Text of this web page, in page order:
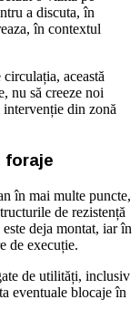
a discuta, în
în contextul
această
nu să creeze noi
din zonă
foraje
în mai multe puncte,
de rezistență
deja montat, iar în
de execuție.
de utilități, inclusiv
eventuale blocaje în